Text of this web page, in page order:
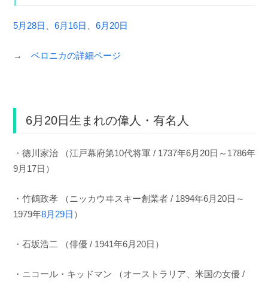
5月28日 6月16日 6月20日
→ ベロニカの詳細ページ
6月20日生まれの偉人・有名人
・徳川家治 （江戸幕府第10代将軍 / 1737年6月20日～1786年
9月17日）
・竹鶴政孝 （ニッカウヰスキー創業者 / 1894年6月20日～
1979年8月29日 ）
・石坂浩二 （俳優 / 1941年6月20日）
・ニコール・キッドマン （オーストラリア、米国の女優 /